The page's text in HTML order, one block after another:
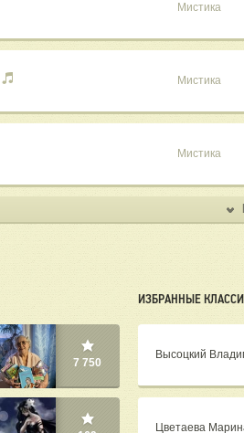
Мистика
Мистика
Мистика
7 750
ИЗБРАННЫЕ
Высоцкий
Цветаева